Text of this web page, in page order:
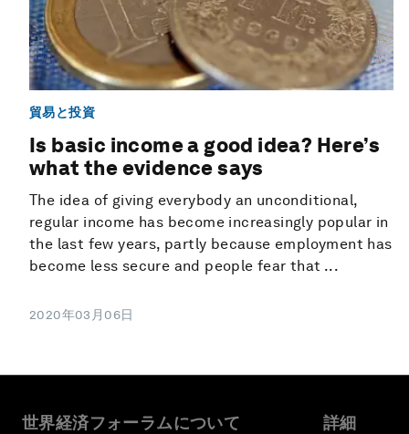
貿易と投資
Is basic income a good idea? Here’s
what the evidence says
The idea of giving everybody an unconditional,
regular income has become increasingly popular in
the last few years, partly because employment has
become less secure and people fear that ...
2020年03月06日
世界経済フォーラムについて 詳細